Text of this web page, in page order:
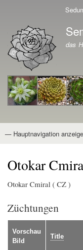
Branding der Website
das
Hauptnavigation
— Hauptnavigation
Otokar
Otokar Cmiral ( CZ )
Züchtungen
Vorschau
Bild
Title